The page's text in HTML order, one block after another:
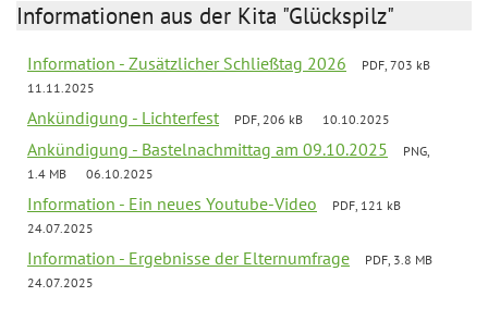
Informationen aus der Kita "Glückspilz"
Information - Zusätzlicher Schließtag 2026
PDF, 703 kB
11.11.2025
Ankündigung - Lichterfest PDF, 206 kB 10.10.2025
Ankündigung - Bastelnachmittag am 09.10.2025
PNG,
1.4 MB
06.10.2025
Information - Ein neues Youtube-Video
PDF, 121 kB
24.07.2025
Information - Ergebnisse der Elternumfrage
PDF, 3.8 MB
24.07.2025